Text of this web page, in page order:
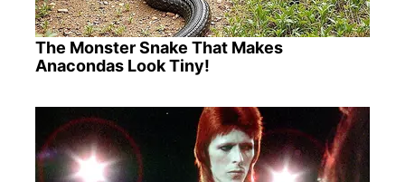
The Monster Snake That Makes
Anacondas Look Tiny!